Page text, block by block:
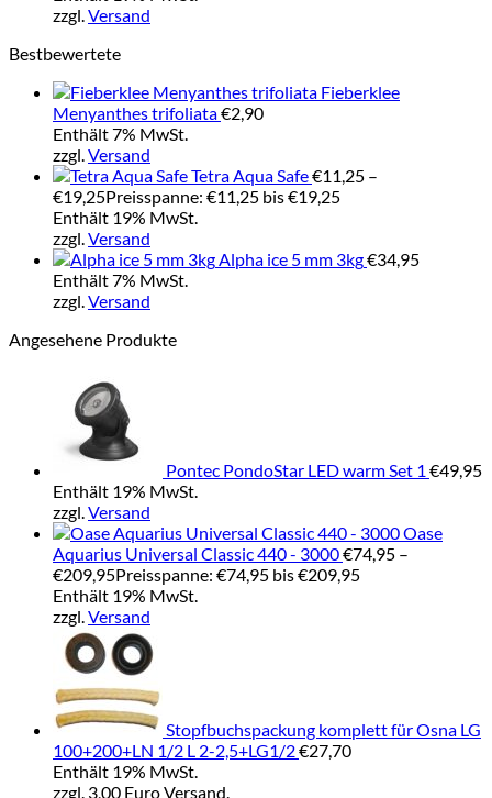
zzgl.Versand
Bestbewertete
Fieberklee
Menyanthes trifoliata€2,90
Enthält 7% MwSt.
zzgl.Versand
Tetra Aqua Safe€11,25 –
€19,25Preisspanne: €11,25 bis €19,25
Enthält 19% MwSt.
zzgl.Versand
Alpha ice 5 mm 3kg€34,95
Enthält 7% MwSt.
zzgl.Versand
Angesehene Produkte
Pontec PondoStar LED warm Set 1 €49,95
Enthält 19% MwSt.
zzgl.Versand
Oase
Aquarius Universal Classic 440 - 3000€74,95 –
€209,95Preisspanne: €74,95 bis €209,95
Enthält 19% MwSt.
zzgl.Versand
Stopfbuchspackung komplett für Osna LG
100+200+LN 1/2 L 2-2,5+LG1/2€27,70
Enthält 19% MwSt.
zzgl. 3,00 Euro Versand.